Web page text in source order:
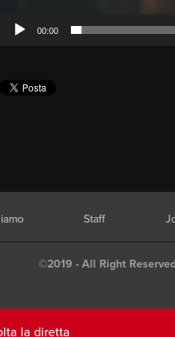
la diretta
00:00
Staff
©2019 - All Right